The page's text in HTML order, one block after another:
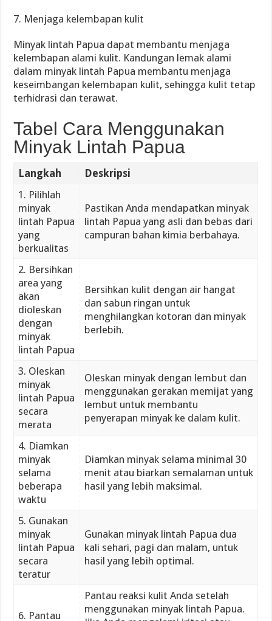
7. Menjaga kelembapan kulit
Minyak lintah Papua dapat membantu menjaga
kelembapan alami kulit. Kandungan lemak alami
dalam minyak lintah Papua membantu menjaga
keseimbangan kelembapan kulit, sehingga kulit tetap
terhidrasi dan terawat.
Tabel Cara Menggunakan
Minyak Lintah Papua
Langkah
Deskripsi
1. Pilihlah
minyak
lintah Papua
yang
berkualitas
Pastikan Anda mendapatkan minyak
lintah Papua yang asli dan bebas dari
campuran bahan kimia berbahaya.
2. Bersihkan
area yang
akan
dioleskan
dengan
minyak
lintah Papua
Bersihkan kulit dengan air hangat
dan sabun ringan untuk
menghilangkan kotoran dan minyak
berlebih.
3. Oleskan
minyak
lintah Papua
secara
merata
Oleskan minyak dengan lembut dan
menggunakan gerakan memijat yang
lembut untuk membantu
penyerapan minyak ke dalam kulit.
4. Diamkan
minyak
selama
beberapa
waktu
Diamkan minyak selama minimal 30
menit atau biarkan semalaman untuk
hasil yang lebih maksimal.
5. Gunakan
minyak
lintah Papua
secara
teratur
Gunakan minyak lintah Papua dua
kali sehari, pagi dan malam, untuk
hasil yang lebih optimal.
6. Pantau
Pantau reaksi kulit Anda setelah
menggunakan minyak lintah Papua.